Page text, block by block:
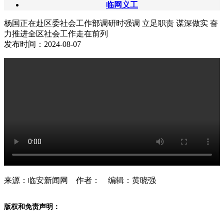
临网义工
杨国正在赴区委社会工作部调研时强调 立足职责 谋深做实 奋
力推进全区社会工作走在前列
发布时间：2024-08-07
来源：临安新闻网 作者： 编辑：黄晓强
版权和免责声明：